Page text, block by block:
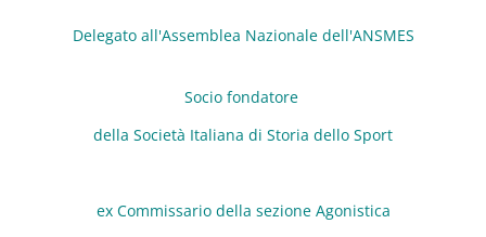
Delegato all'Assemblea Nazionale dell'ANSMES
Socio fondatore
della Società Italiana di Storia dello Sport
ex Commissario della sezione Agonistica